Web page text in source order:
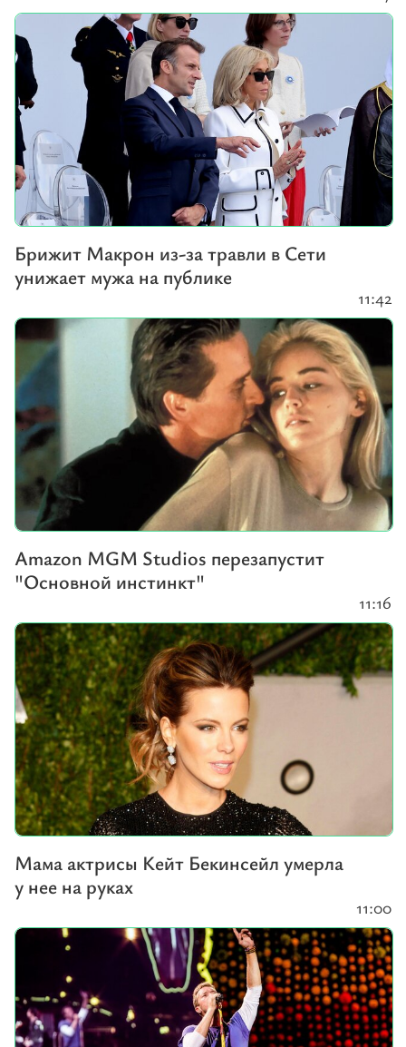
Брижит Макрон из-за травли в Сети
унижает мужа на публике
Amazon MGM Studios перезапустит
"Основной инстинкт"
11:42
Мама актрисы Кейт Бекинсейл умерла
у нее на руках
11:16
11:00